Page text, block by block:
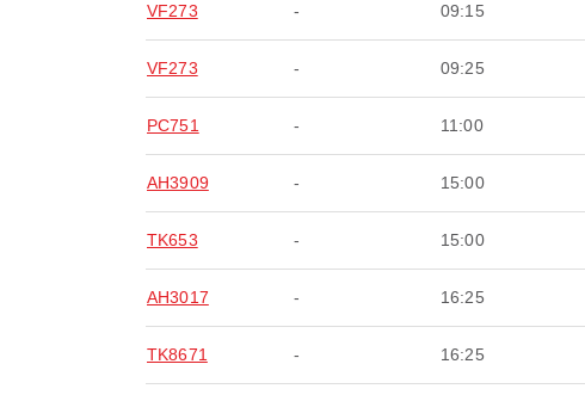
VF273 - 09:15
VF273 - 09:25
PC751 - 11:00
AH3909 - 15:00
TK653 - 15:00
AH3017 - 16:25
TK8671 - 16:25